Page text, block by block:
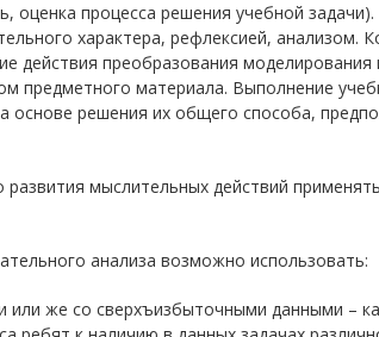
оценка процесса решения учебной
характера, рефлексией, анализом.
действия преобразования моделирования
предметного материала. Выполнение
основе решения их общего способа,
мыслительных действий
анализа возможно использовать:
или же со сверхъизбыточными данными –